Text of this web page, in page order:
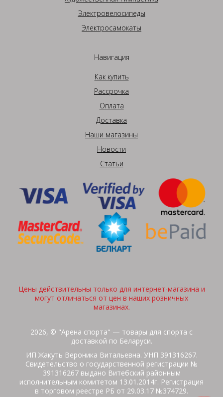
Электровелосипеды
Электросамокаты
Навигация
Как купить
Рассрочка
Оплата
Доставка
Наши магазины
Новости
Статьи
Цены действительны только для интернет-магазина и
могут отличаться от цен в наших розничных
магазинах.
2026, © "Арена спорта" — товары для спорта с
доставкой по Беларуси.
ИП Жакуть Вероника Витальевна. УНП 391316267.
Свидетельство о государственной регистрации №
391316267 выдано Витебский районным
исполнительным комитетом 13.01.2014г. Регистрация
в торговом реестре РБ от 29.03.17 №374729.